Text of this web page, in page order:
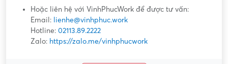
Hoặc liên hệ với VinhPhucWork để được tư vấn:
Email: lienhe@vinhphuc.work
Hotline: 02113.89.2222
Zalo: https://zalo.me/vinhphucwork